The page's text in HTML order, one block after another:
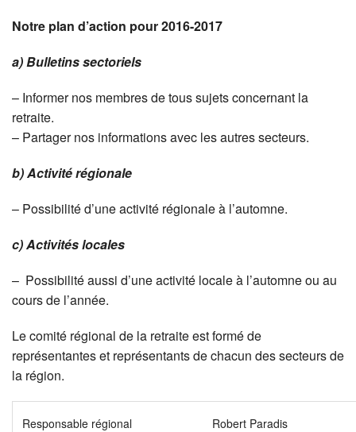
Notre plan d’action pour 2016-2017
a) Bulletins sectoriels
– Informer nos membres de tous sujets concernant la
retraite.
– Partager nos informations avec les autres secteurs.
b) Activité régionale
– Possibilité d’une activité régionale à l’automne.
c) Activités locales
– Possibilité aussi d’une activité locale à l’automne ou au
cours de l’année.
Le comité régional de la retraite est formé de
représentantes et représentants de chacun des secteurs de
la région.
Responsable régional Robert Paradis